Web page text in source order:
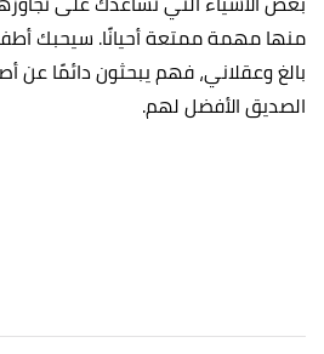
منها مهمة ممتعة أحيانًا. سيحبك
بالغ وعقلاني، فهم يبحثون دائمًا عن
الصديق الأفضل لهم.